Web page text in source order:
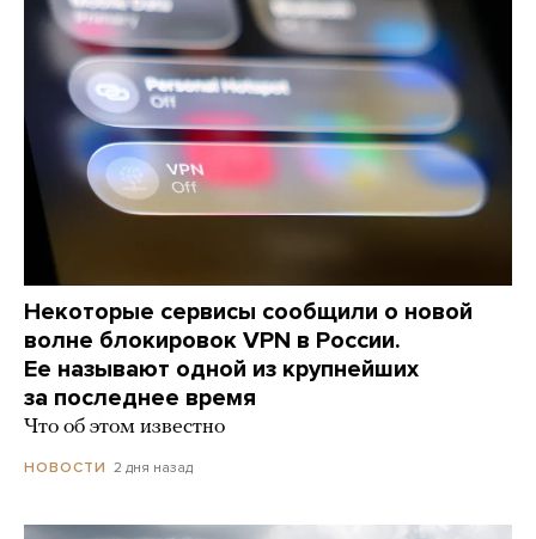
Некоторые сервисы сообщили о новой
волне блокировок VPN в России.
Ее называют одной из крупнейших
за последнее время
Что об этом известно
НОВОСТИ 2 дня назад